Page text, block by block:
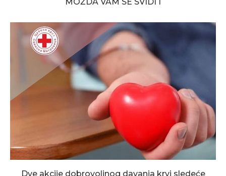
Dve akcije dobrovoljnog davanja krvi sledeće